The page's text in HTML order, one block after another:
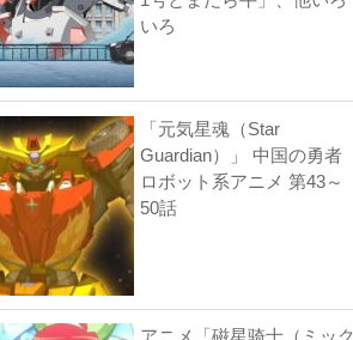
いろ
「元気星魂（Star
Guardian）」 中国の勇者
ロボット系アニメ 第43～
50話
アニメ「磁星骑士（ミック